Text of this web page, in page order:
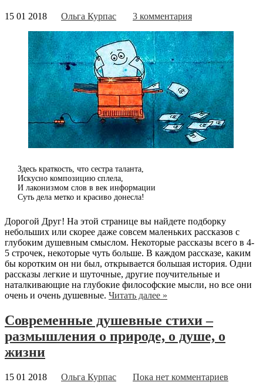
15 01 2018 Ольга Курпас 3 комментария
Здесь краткость, что сестра таланта,
Искусно композицию сплела,
И лаконизмом слов в век информации
Суть дела метко и красиво донесла!
Дорогой Друг! На этой странице вы найдете подборку
небольших или скорее даже совсем маленьких рассказов с
глубоким душевным смыслом. Некоторые рассказы всего в 4-
5 строчек, некоторые чуть больше. В каждом рассказе, каким
бы коротким он ни был, открывается большая история. Одни
рассказы легкие и шуточные, другие поучительные и
наталкивающие на глубокие философские мысли, но все они
очень и очень душевные. Читать далее »
Современные душевные стихи –
размышления о природе, о душе, о
жизни
15 01 2018 Ольга Курпас Пока нет комментариев